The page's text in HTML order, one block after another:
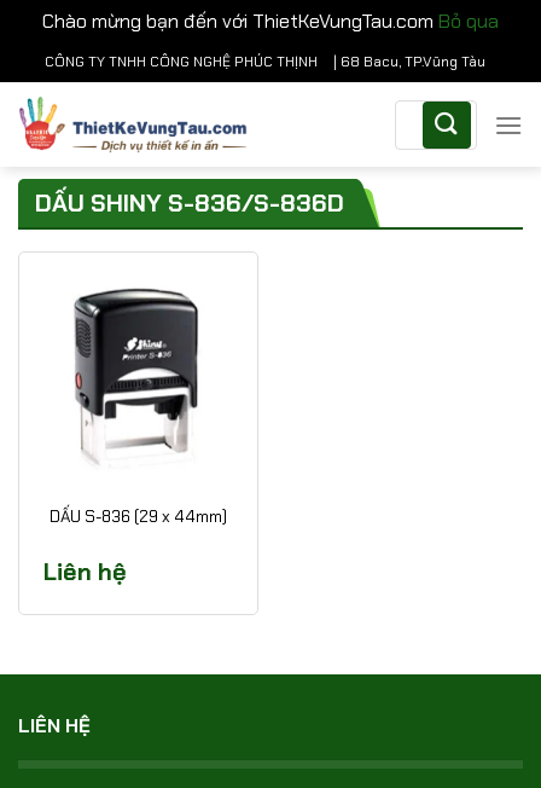
Chào mừng bạn đến với ThietKeVungTau.com Bỏ qua
Chuyển
đến
nội
dung
CÔNG TY TNHH CÔNG NGHỆ PHÚC THỊNH | 68 Bacu, TP.Vũng Tàu
kiếm:
DẤU SHINY S-836/S-836D
DẤU S-836 (29 x 44mm)
Liên hệ
LIÊN HỆ